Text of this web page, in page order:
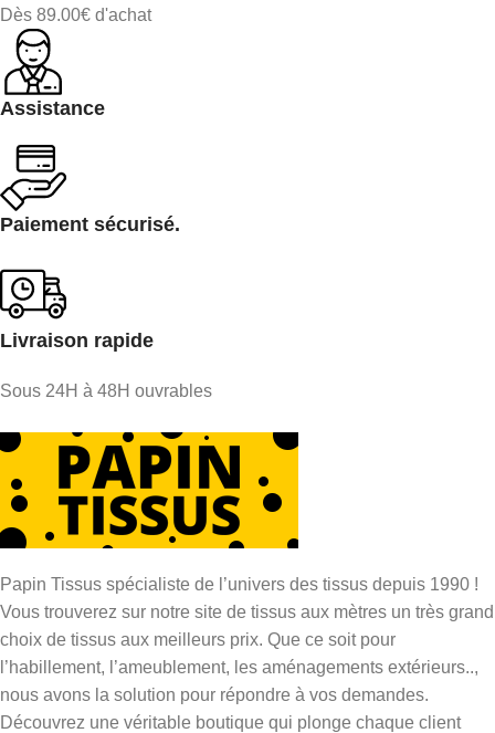
Dès 89.00€ d'achat
Assistance
Paiement sécurisé.
Livraison rapide
Sous 24H à 48H ouvrables
Papin Tissus spécialiste de l’univers des tissus depuis 1990 !
Vous trouverez sur notre site de tissus aux mètres un très grand
choix de tissus aux meilleurs prix. Que ce soit pour
l’habillement, l’ameublement, les aménagements extérieurs..,
nous avons la solution pour répondre à vos demandes.
Découvrez une véritable boutique qui plonge chaque client